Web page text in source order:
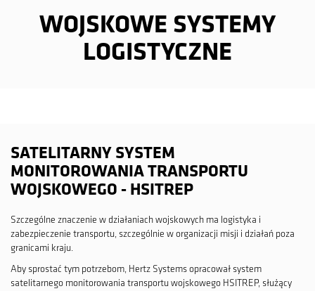
WOJSKOWE SYSTEMY
LOGISTYCZNE
SATELITARNY SYSTEM
MONITOROWANIA TRANSPORTU
WOJSKOWEGO - HSITREP
Szczególne znaczenie w działaniach wojskowych ma logistyka i
zabezpieczenie transportu, szczególnie w organizacji misji i działań poza
granicami kraju.
Aby sprostać tym potrzebom, Hertz Systems opracował system
satelitarnego monitorowania transportu wojskowego HSITREP, służący
Co nas wyróżnia